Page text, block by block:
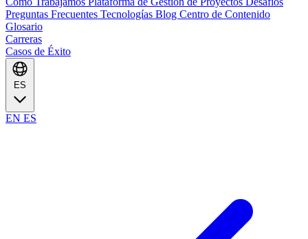
Preguntas Frecuentes Tecnologías Blog Centro de Contenido
Glosario
Carreras
Casos de Éxito
EN ES